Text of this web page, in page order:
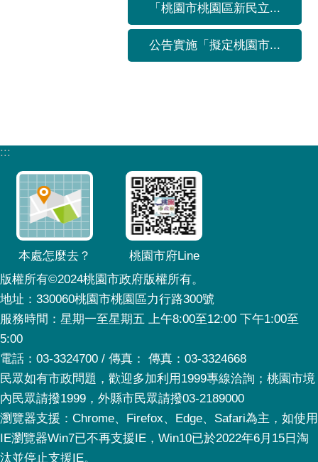
「桃園市桃園區新民立...
公告實施「擬定桃園市...
:::
本處怎麼去？
桃園市府Line
版權所有©2024桃園市政府版權所有。
地址：330060桃園市桃園區力行路300號
服務時間：星期一至星期五 上午8:00至12:00 下午1:00至
5:00
電話：03-3324700 / 傳真： 傳真：03-3324668
民眾如有市政問題，歡迎多加利用1999專線洽詢；桃園市境
內民眾請撥1999，外縣市民眾請撥03-2189000
瀏覽器支援：Chrome、Firefox、Edge、Safari為主，如使用
IE瀏覽器Win7已不再支援IE，Win10已於2022年6月15日淘
汰並停止支援IE。